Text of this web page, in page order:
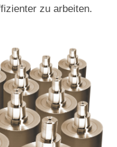
zu arbeiten.